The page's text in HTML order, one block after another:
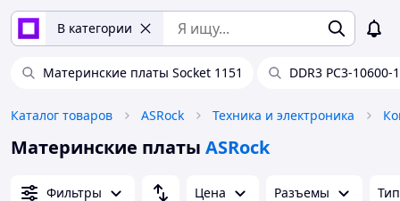
В категории
Материнские платы Socket 1151 DDR3 PC3-10600-
Каталог товаров ASRock Техника и электроника
Материнские платы ASRock
Фильтры Цена Разъемы